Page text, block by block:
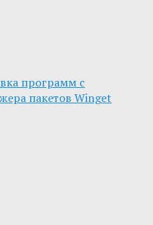
программ с
пакетов Winget